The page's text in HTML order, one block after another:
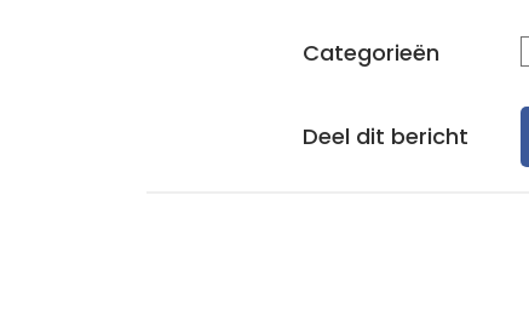
Categorieën
Deel dit bericht